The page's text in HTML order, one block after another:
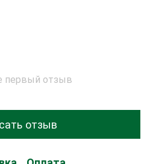
первый отзыв
отзыв